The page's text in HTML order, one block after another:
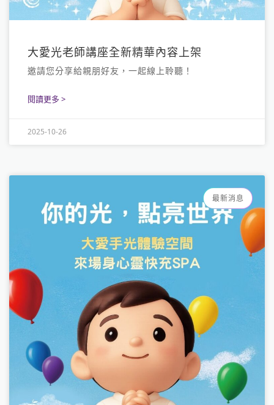
大愛光老師講座全新精華內容上架
邀請您分享給親朋好友，一起線上聆聽！
閱讀更多 >
2025-10-26
最新消息